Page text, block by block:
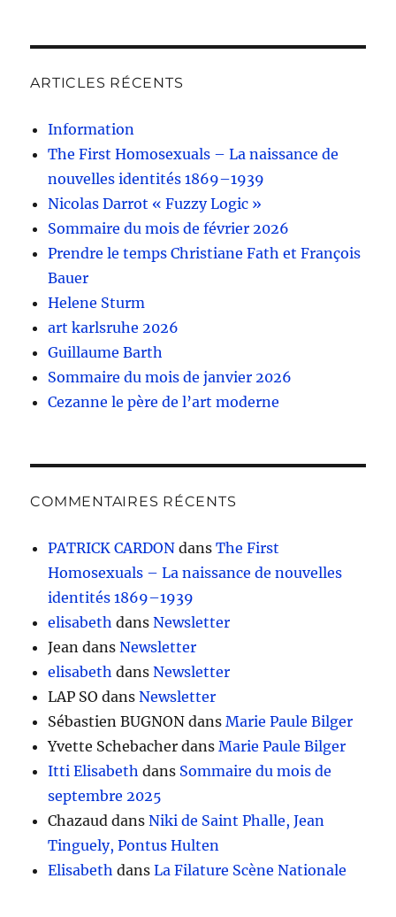
ARTICLES RÉCENTS
Information
The First Homosexuals – La naissance de
nouvelles identités 1869–1939
Nicolas Darrot « Fuzzy Logic »
Sommaire du mois de février 2026
Prendre le temps Christiane Fath et François
Bauer
Helene Sturm
art karlsruhe 2026
Guillaume Barth
Sommaire du mois de janvier 2026
Cezanne le père de l’art moderne
COMMENTAIRES RÉCENTS
PATRICK CARDON dansThe First
Homosexuals – La naissance de nouvelles
identités 1869–1939
elisabeth dansNewsletter
Jean dansNewsletter
elisabeth dansNewsletter
LAP SO dansNewsletter
Sébastien BUGNON dansMarie Paule Bilger
Yvette Schebacher dansMarie Paule Bilger
Itti Elisabeth dans Sommaire du mois de
septembre 2025
Chazaud dansNiki de Saint Phalle, Jean
Tinguely, Pontus Hulten
Elisabeth dansLa Filature Scène Nationale